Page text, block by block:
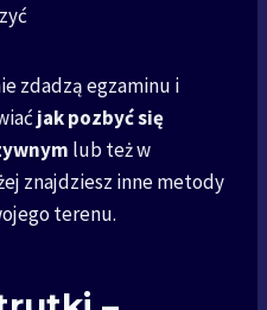
zdadzą egzaminu i
jak pozbyć się
lub też w
znajdziesz inne metody
terenu.